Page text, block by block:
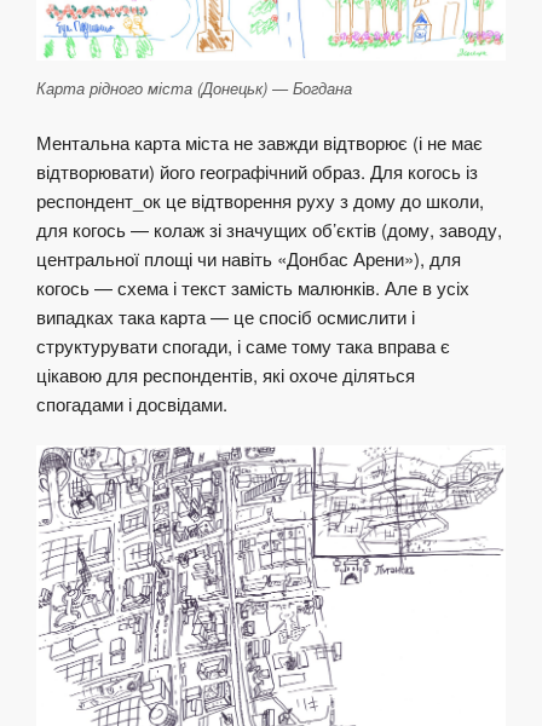
Карта рідного міста (Донецьк) — Богдана
Ментальна карта міста не завжди відтворює (і не має
відтворювати) його географічний образ. Для когось із
респондент_ок це відтворення руху з дому до школи,
для когось — колаж зі значущих об’єктів (дому, заводу,
центральної площі чи навіть «Донбас Арени»), для
когось — схема і текст замість малюнків. Але в усіх
випадках така карта — це спосіб осмислити і
структурувати спогади, і саме тому така вправа є
цікавою для респондентів, які охоче діляться
спогадами і досвідами.